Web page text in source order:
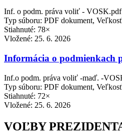
Inf. o podm. práva voliť - VOSK.pdf
Typ súboru: PDF dokument,
Stiahnuté: 78×
Vložené: 25. 6. 2026
Informácia o podmienkach
Inf.o podm. práva voliť -maď. -
Typ súboru: PDF dokument,
Stiahnuté: 72×
Vložené: 25. 6. 2026
VOĽBY